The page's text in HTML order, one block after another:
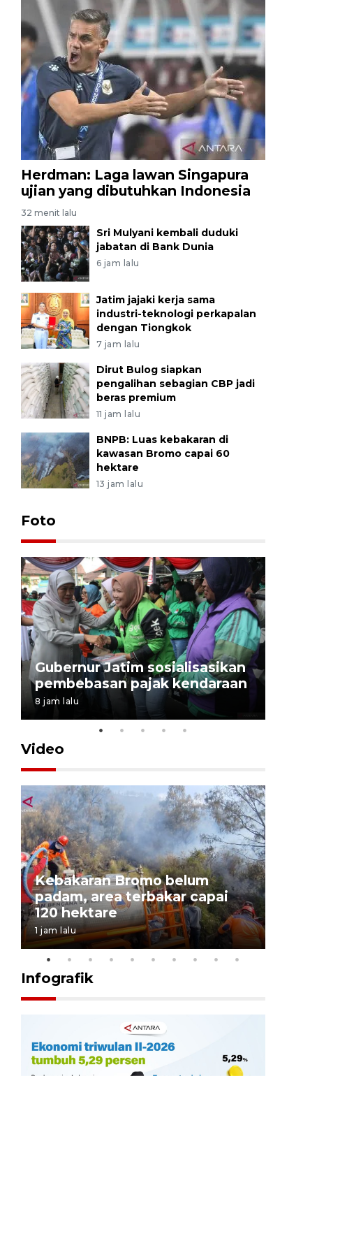
Herdman: Laga lawan Singapura
ujian yang dibutuhkan Indonesia
32 menit lalu
Sri Mulyani kembali duduki
jabatan di Bank Dunia
6 jam lalu
Jatim jajaki kerja sama
industri-teknologi perkapalan
dengan Tiongkok
7 jam lalu
Dirut Bulog siapkan
pengalihan sebagian CBP jadi
beras premium
11 jam lalu
BNPB: Luas kebakaran di
kawasan Bromo capai 60
hektare
13 jam lalu
Foto
Gubernur Jatim sosialisasikan
pembebasan pajak kendaraan
8 jam lalu
Video
Kebakaran Bromo belum
padam, area terbakar capai
120 hektare
1 jam lalu
Infografik